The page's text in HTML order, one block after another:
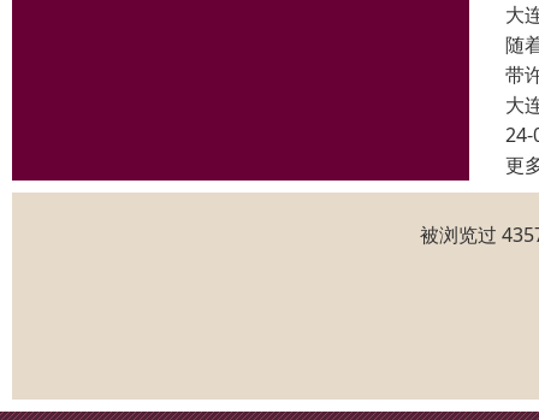
大
随
带
大
24-
更
被浏览过